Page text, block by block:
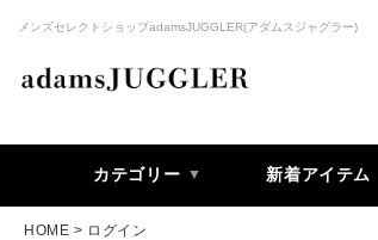
メンズセレクトショップadamsJUGGLER(アダムスジャグラー)
カテゴリー 新着アイテム
HOME ログイン